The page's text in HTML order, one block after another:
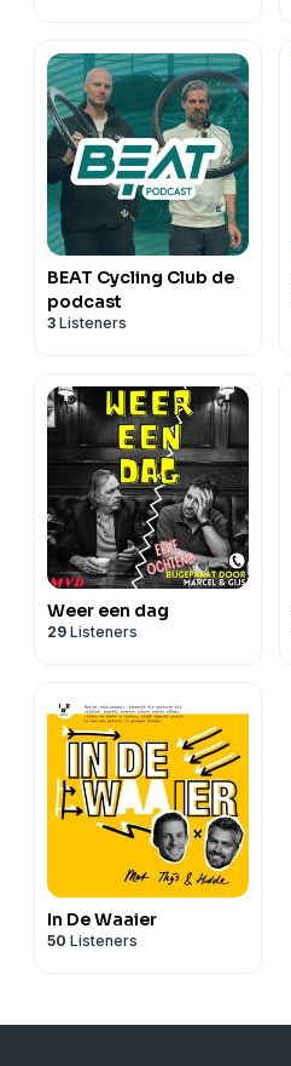
BEAT Cycling Club de
podcast
3 Listeners
Weer een dag
29 Listeners
In De Waaier
50 Listeners